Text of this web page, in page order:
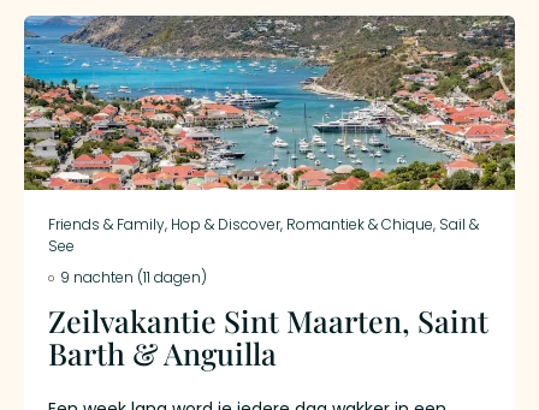
Martin en de gastronomische verfijning van het
Franse Grand Case. Eilandhoppen door Caribisch
Nederland op zijn veelzijdigst met een vleugje Franse
Antillen.
Friends & Family, Hop & Discover, Romantiek & Chique, Sail &
See
9 nachten (11 dagen)
Zeilvakantie Sint Maarten, Saint
Barth & Anguilla